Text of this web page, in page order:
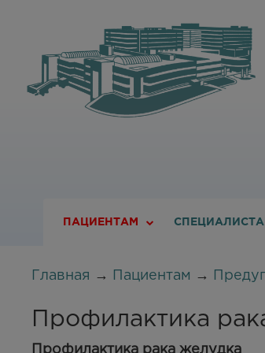
ПАЦИЕНТАМ
Главная → Пациентам →
Профилактика
Профилактика рака желудка